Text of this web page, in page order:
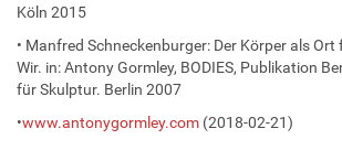
Köln 2015
• Manfred Schneckenburger: Der Körper als
Wir. in: Antony Gormley, BODIES, Publikation
für Skulptur. Berlin 2007
•www.antonygormley.com (2018-02-21)